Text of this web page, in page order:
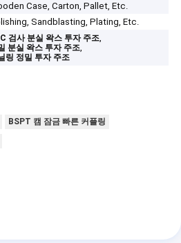
Case, Carton, Pallet, Etc.
Sandblasting, Plating, Etc.
검사 분실 왁스 투자 주조,
분실 왁스 투자 주조,
링 정밀 투자 주조
BSPT 캠 잠금 빠른 커플링